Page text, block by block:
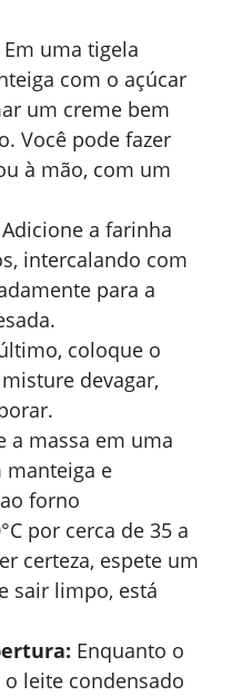
Em uma tigela
com o açúcar
um creme bem
Você pode fazer
à mão, com um
Adicione a farinha
intercalando com
para a
coloque o
devagar,
a massa em uma
e
forno
por cerca de 35 a
certeza, espete um
sair limpo, está
Enquanto o
leite condensado